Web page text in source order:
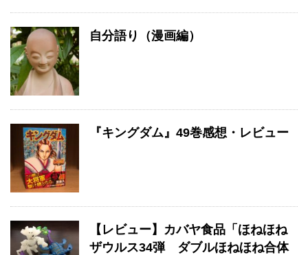
自分語り（漫画編）
『キングダム』49巻感想・レビュー
【レビュー】カバヤ食品「ほねほね
ザウルス34弾 ダブルほねほね合体